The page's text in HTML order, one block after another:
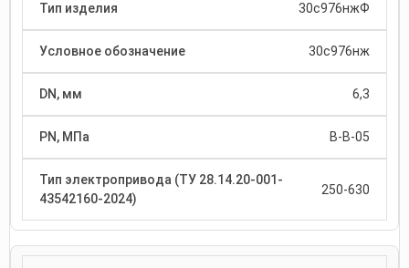
30с976нжФ
30с976нж
6,3
В-В-05
250-630